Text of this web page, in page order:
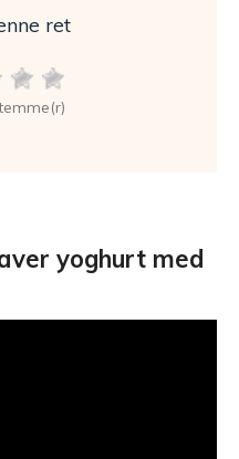
ret
yoghurt med